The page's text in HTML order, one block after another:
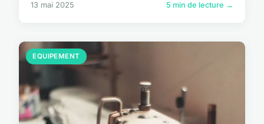
13 mai 2025 5 min de lecture →
EQUIPEMENT